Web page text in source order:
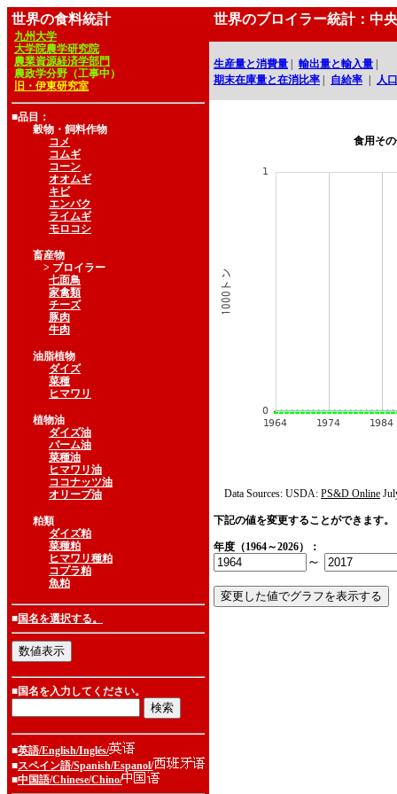
世界の食料統計
九州大学
大学院農学研究院
農業資源経済学部門
農政学分野（工事中）
旧・伊東研究室
■品目：
穀物・飼料作物
コメ
コムギ
コーン
オオムギ
キビ
エンバク
ライムギ
モロコシ
畜産物
> ブロイラー
七面鳥
家禽類
チーズ
豚肉
牛肉
油脂植物
ダイズ
菜種
ヒマワリ
植物油
ダイズ油
パーム油
菜種油
ヒマワリ油
ココナッツ油
オリーブ油
粕類
ダイズ粕
菜種粕
ヒマワリ種粕
コプラ粕
魚粕
■国名を選択する。
■国名を入力してください。
■英語/English/Inglés/
■スペイン語/Spanish/Espanol/
■中国語/Chinese/Chino/
世界のブロイラー統計：中
生産量と消費量 輸出量と輸入量
期末在庫量と在消比率
自給率 人口
食用そ
Data Sources: USDA: PS&D Online
下記の値を変更することができます。
年度（1964～2026）：
～